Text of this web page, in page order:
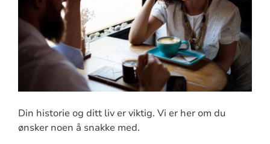
Din historie og ditt liv er viktig. Vi er her om du
ønsker noen å snakke med.